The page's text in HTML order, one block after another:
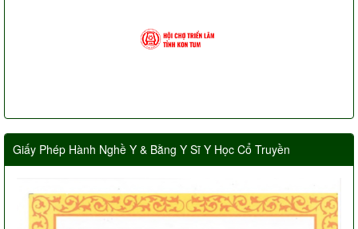
Giấy Phép Hành Nghề Y & Bằng Y Sĩ Y Học Cổ Truyền